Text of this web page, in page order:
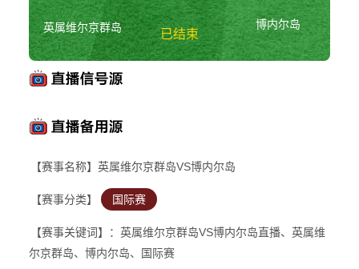
英属维尔京群岛
已结束
博内尔岛
【赛事名称】英属维尔京群岛VS博内尔岛
【赛事分类】 国际赛
【赛事关键词】：英属维尔京群岛VS博内尔岛直播、英属维
尔京群岛、博内尔岛、国际赛